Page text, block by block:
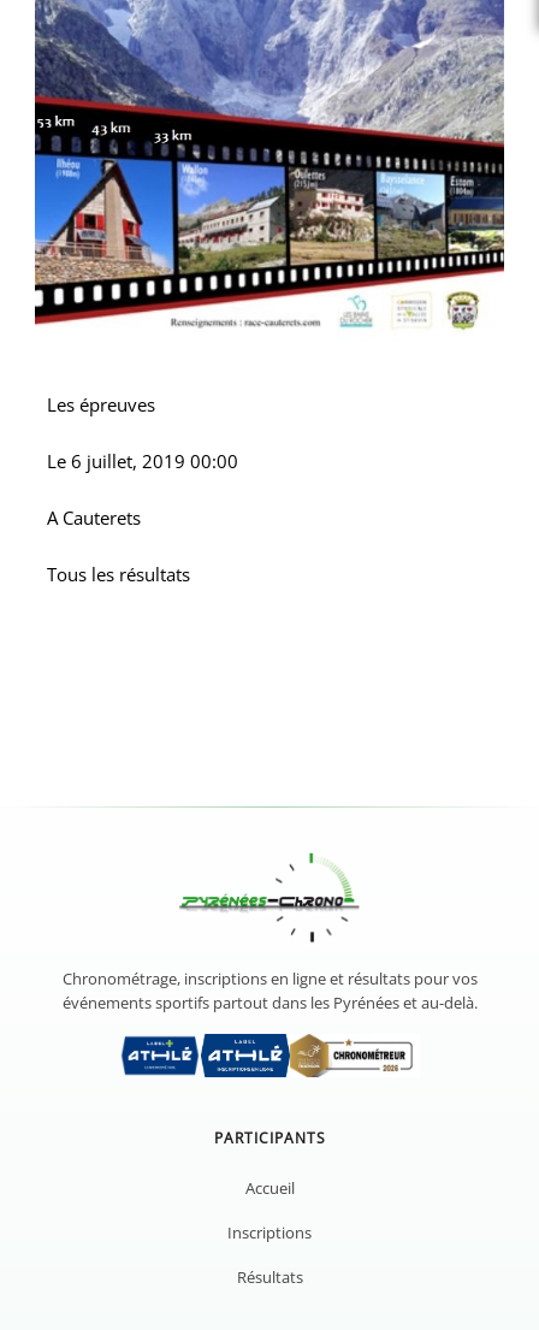
Les épreuves
Le6 juillet, 2019 00:00
A Cauterets
Tous les résultats
Chronométrage, inscriptions en ligne et résultats pour vos
événements sportifs partout dans les Pyrénées et au-delà.
PARTICIPANTS
Accueil
Inscriptions
Résultats